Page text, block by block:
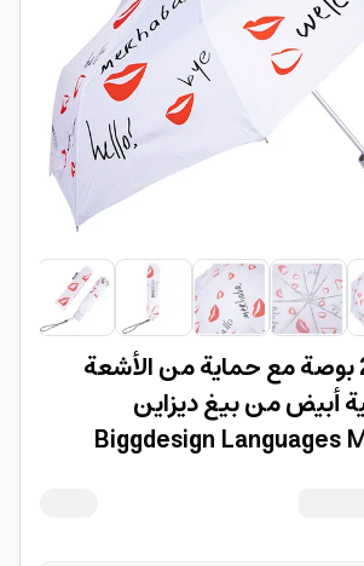
مظلة المطر 21 بوصة مع حماية من الأشعة
أبيض من بيغ ديزاين
Biggdesign Languages